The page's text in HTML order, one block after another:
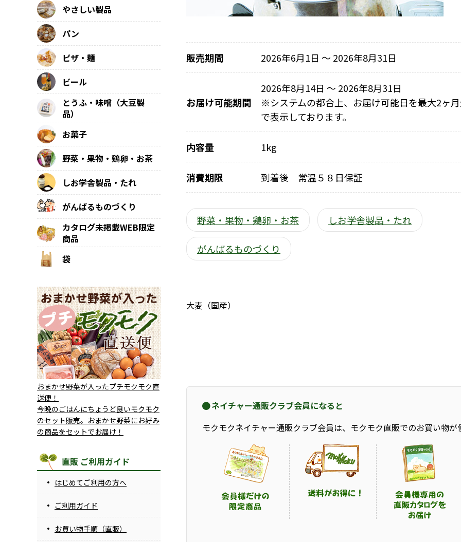
販売期間 2026年6月1日 〜 2026年8月31日
お届け可能期間
2026年8月14日 ～ 2026年8月31日
※システムの都合上、お届け可能日を最大2ヶ
で表示しております。
内容量 1kg
消費期限 到着後 常温５８日保証
野菜・果物・鶏卵・お茶 しお学舎製品・たれ
がんばるものづくり
大麦（国産）
やさしい製品
パン
ピザ・麺
ビール
とうふ・味噌（大豆製
品）
お菓子
野菜・果物・鶏卵・お茶
しお学舎製品・たれ
がんばるものづくり
カタログ未掲載WEB限定
商品
袋
おまかせ野菜が入ったプチモクモク直
送便！
今晩のごはんにちょうど良いモクモク
のセット販売。おまかせ野菜にお好み
の商品をセットでお届け！
直販 ご利用ガイド
はじめてご利用の方へ
ご利用ガイド
お買い物手順（直販）
ネイチャー通販クラブ会員になると
モクモクネイチャー通販クラブ会員は、モクモク直販でのお買い物が